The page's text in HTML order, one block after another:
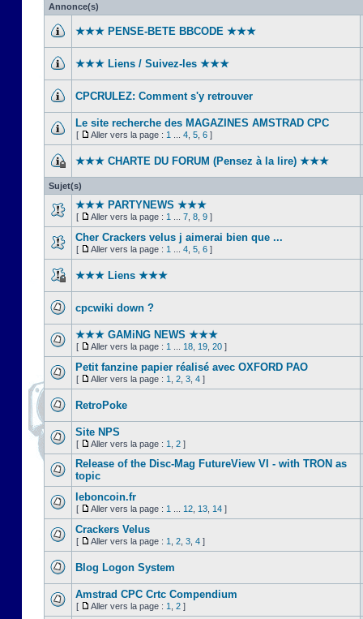
Annonce(s)
★★★ PENSE-BETE BBCODE ★★★
★★★ Liens / Suivez-les ★★★
CPCRULEZ: Comment s'y retrouver‎
Le site recherche des MAGAZINES AMSTRAD CPC
[ Aller vers la page : 1 4 5 6 ]
★★★ CHARTE DU FORUM (Pensez à la lire) ★★★
Sujet(s)
★★★ PARTYNEWS ★★★
[ Aller vers la page : 1 7 8 9 ]
Cher Crackers velus j aimerai bien que ...
[ Aller vers la page : 1 4 5 6 ]
★★★ Liens ★★★
cpcwiki down ?
★★★ GAMiNG NEWS ★★★
[ Aller vers la page : 1 18 19 20 ]
Petit fanzine papier réalisé avec OXFORD PAO
[ Aller vers la page : 1 2 3 4 ]
RetroPoke
Site NPS
[ Aller vers la page : 1 2 ]
Release of the Disc-Mag FutureView VI - with TRON as
topic
leboncoin.fr
[ Aller vers la page : 1 12 13 14 ]
Crackers Velus
[ Aller vers la page : 1 2 3 4 ]
Blog Logon System
Amstrad CPC Crtc Compendium
[ Aller vers la page : 1 2 ]